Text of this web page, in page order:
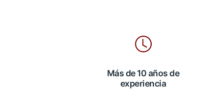
Más de 10 años de
experiencia